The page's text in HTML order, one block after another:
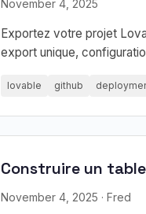
November 4, 2025
Exportez votre projet
export unique,
lovable github
Construire un
November 4, 2025 · Fred